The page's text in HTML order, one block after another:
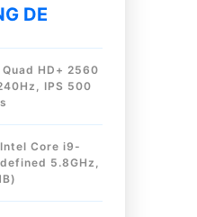
DE
HD+ 2560
IPS 500
Core i9-
5.8GHz,